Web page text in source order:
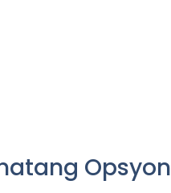
Opsyon